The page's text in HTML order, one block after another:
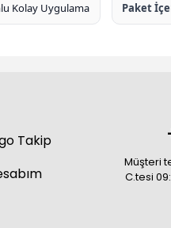
Kolay Uygulama Paket
Takip
Müşteri
C.tesi